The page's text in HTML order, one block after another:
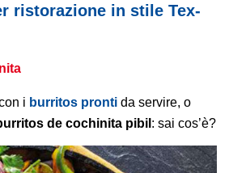
ristorazione in stile Tex-
i burritos pronti da servire, o
de cochinita pibil : sai cos’è?